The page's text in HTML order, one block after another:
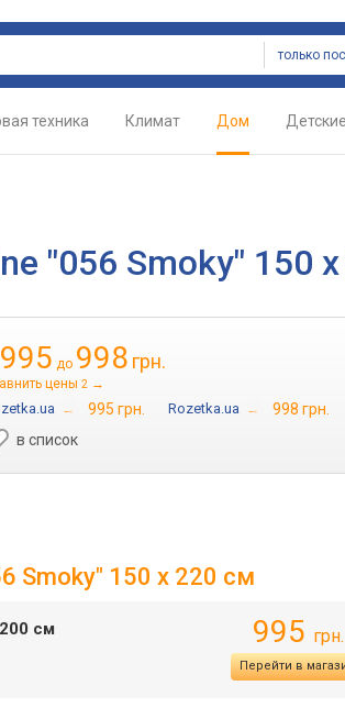
техника Климат Дом
"056 Smoky" 150
995 до 998 грн.
цены 2 →
→ 995 грн. Rozetka.ua →
998 грн.
в список
Smoky" 150 х 220 см
см
995 грн.
Перейти в